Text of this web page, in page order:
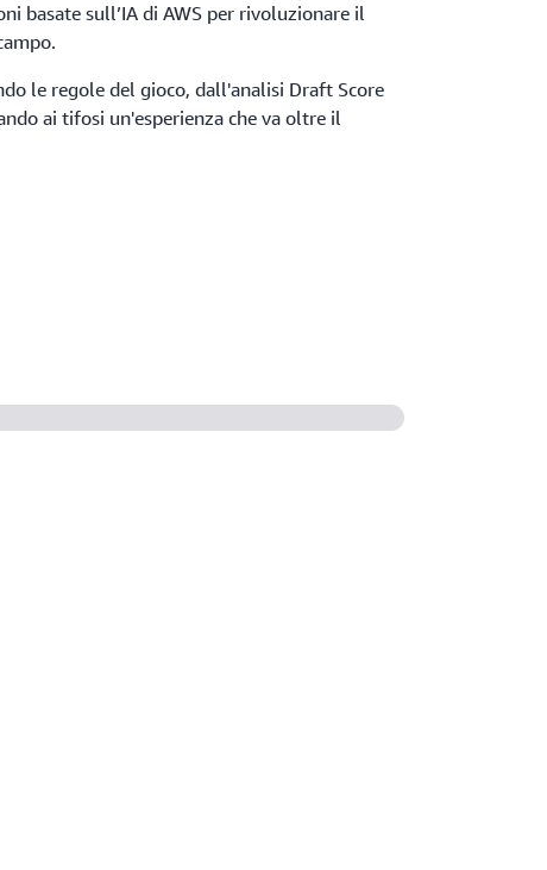
basate sull’IA di AWS per rivoluzionare il
le regole del gioco, dall'analisi Draft Score
ai tifosi un'esperienza che va oltre il